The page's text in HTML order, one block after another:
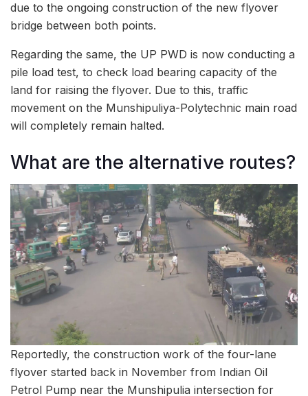
due to the ongoing construction of the new flyover
bridge between both points.
Regarding the same, the UP PWD is now conducting a
pile load test, to check load bearing capacity of the
land for raising the flyover. Due to this, traffic
movement on the Munshipuliya-Polytechnic main road
will completely remain halted.
What are the alternative routes?
Reportedly, the construction work of the four-lane
flyover started back in November from Indian Oil
Petrol Pump near the Munshipulia intersection for